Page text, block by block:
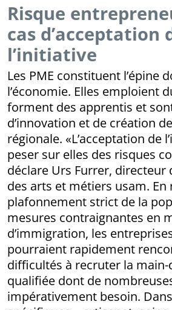
Risque
cas d’acceptation
l’initiative
Les PME constituent l’épine
l’économie. Elles emploient
forment des apprentis et
d’innovation et de création
régionale. «L’acceptation de
peser sur elles des risques
déclare Urs Furrer, directeur
des arts et métiers usam. En
plafonnement strict de la
mesures contraignantes en
d’immigration, les
pourraient rapidement
difficultés à recruter la main-
qualifiée dont de
impérativement besoin.